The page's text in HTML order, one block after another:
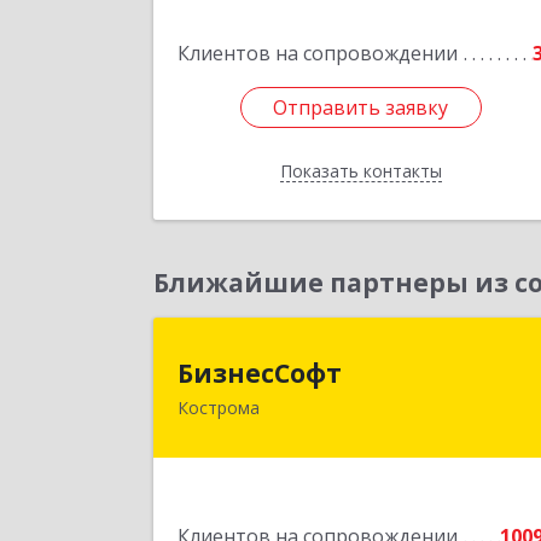
Клиентов на сопровождении
Отправить заявку
Показать контакты
Отправить заявку
Назад
Ближайшие партнеры из
БизнесСофт
Кострома
156016, Костромская обл, Кострома г,